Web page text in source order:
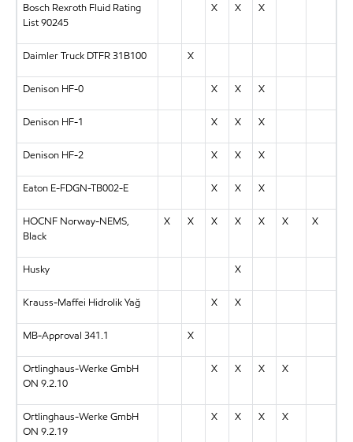
Bosch Rexroth Fluid Rating
List 90245
X X X
Daimler Truck DTFR 31B100 X
Denison HF-0 X X X
Denison HF-1 X X X
Denison HF-2 X X X
Eaton E-FDGN-TB002-E X X X
HOCNF Norway-NEMS,
Black
X X X X X X X
Husky X
Krauss-Maffei Hidrolik Yağ X X
MB-Approval 341.1 X
Ortlinghaus-Werke GmbH
ON 9.2.10
X X X X
Ortlinghaus-Werke GmbH
ON 9.2.19
X X X X